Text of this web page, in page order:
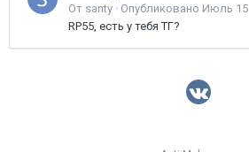
От santy · Опубликовано Июль 15
RP55, есть у тебя ТГ?